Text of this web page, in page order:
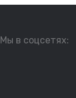
Мы в соцсетях: